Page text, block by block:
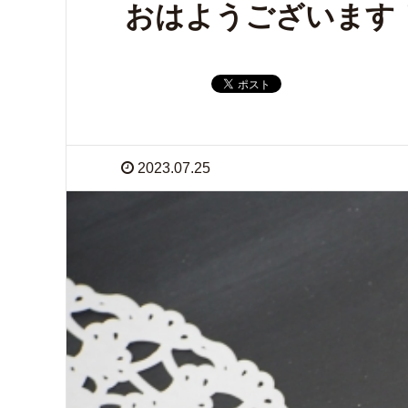
おはようございます
2023.07.25